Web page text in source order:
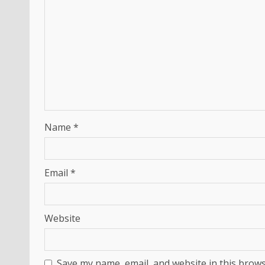
Name *
Email *
Website